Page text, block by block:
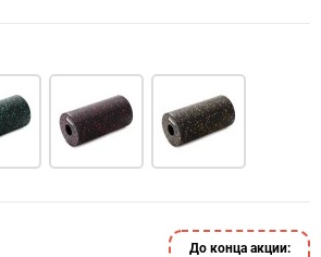
До конца акции: